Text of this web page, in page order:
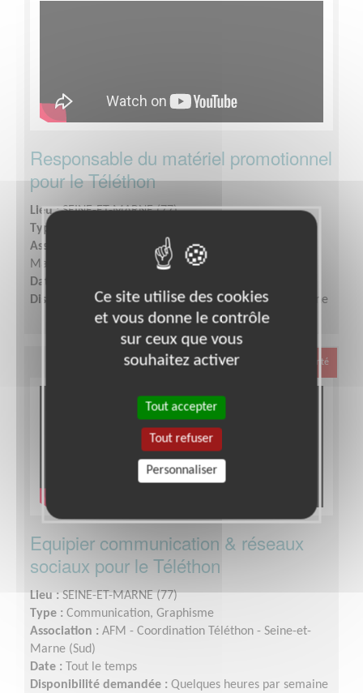
Responsable du matériel promotionnel
pour le Téléthon
Lieu :SEINE-ET-MARNE (77)
Type :
Association :
AFM - Coordination Téléthon - Seine-et-
Marne (Sud)
Date :
Disponibilité demandée :Quelques heures par semaine
Santé
Equipier communication & réseaux
sociaux pour le Téléthon
Lieu : SEINE-ET-MARNE (77)
Type : Communication, Graphisme
Association : AFM - Coordination Téléthon - Seine-et-
Marne (Sud)
Date :
Tout le temps
Disponibilité demandée : Quelques heures par semaine
Ce site utilise des cookies
et vous donne le contrôle
sur ceux que vous
souhaitez activer
Tout accepter
Tout refuser
Personnaliser